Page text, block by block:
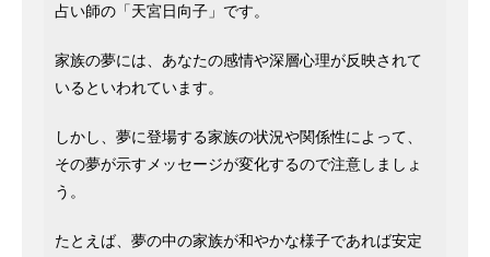
占い師の「天宮日向子」です。
家族の夢には、あなたの感情や深層心理が反映されて
いるといわれています。
しかし、夢に登場する家族の状況や関係性によって、
その夢が示すメッセージが変化するので注意しましょ
う。
たとえば、夢の中の家族が和やかな様子であれば安定